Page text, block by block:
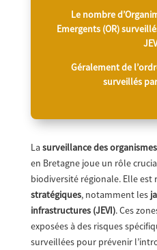
Le nombre
Emergents (OR)
Géralement de
surveillés
Lasurveillance des
en Bretagne joue un rôle
biodiversité régionale. Elle est
stratégiques, notamment les
infrastructures (JEVI). Ces
exposées à des risques
surveillées pour prévenir